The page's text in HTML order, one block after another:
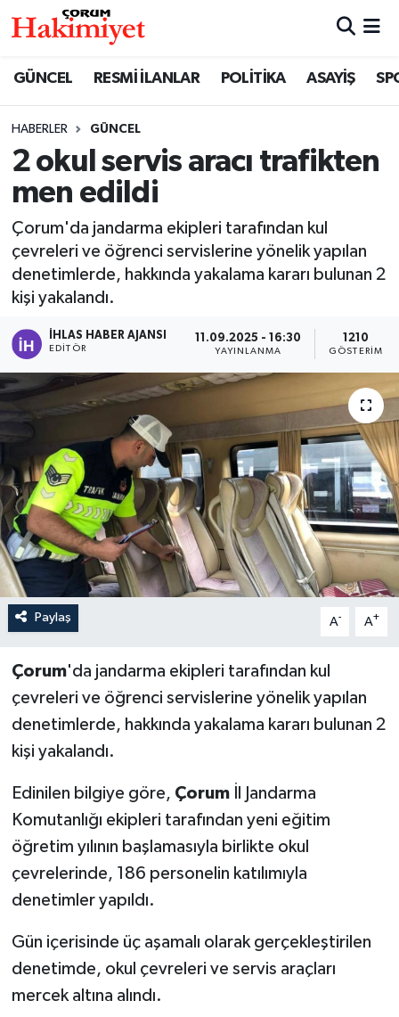
GÜNCEL RESMİ İLANLAR POLİTİKA ASAYİŞ
HABERLER GÜNCEL
2 okul servis aracı trafikten
men edildi
Çorum'da jandarma ekipleri tarafından kul
çevreleri ve öğrenci servislerine yönelik yapılan
denetimlerde, hakkında yakalama kararı bulunan 2
kişi yakalandı.
İHLAS HABER AJANSI
EDITÖR
11.09.2025 - 16:30
YAYINLANMA
1210
GÖSTERIM
Paylaş A- A+
Çorum'da jandarma ekipleri tarafından kul
çevreleri ve öğrenci servislerine yönelik yapılan
denetimlerde, hakkında yakalama kararı bulunan 2
kişi yakalandı.
Edinilen bilgiye göre, Çorumİl Jandarma
Komutanlığı ekipleri tarafından yeni eğitim
öğretim yılının başlamasıyla birlikte okul
çevrelerinde, 186 personelin katılımıyla
denetimler yapıldı.
Gün içerisinde üç aşamalı olarak gerçekleştirilen
denetimde, okul çevreleri ve servis araçları
mercek altına alındı.
SAĞLIK
ASAYİŞ
EKONOMİ
GÜNCEL
AKTÜEL
EĞİTİM
OTOPARK
TEKNOLOJİ
Nöbetçi Eczaneler
Çorum Namaz Vakitleri
Trafik Durumu
Süper Lig Puan Durumu ve Fikstür
Tüm Manşetler
Son Dakika Haberleri
Haber Arşivi